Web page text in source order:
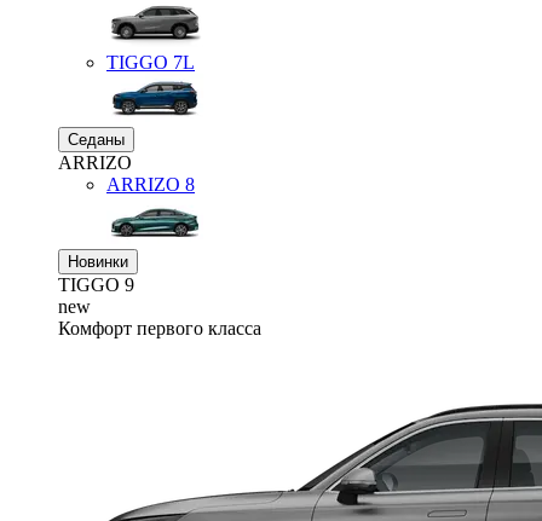
TIGGO 7L
Седаны
ARRIZO
ARRIZO 8
Новинки
TIGGO 9
new
Комфорт первого класса